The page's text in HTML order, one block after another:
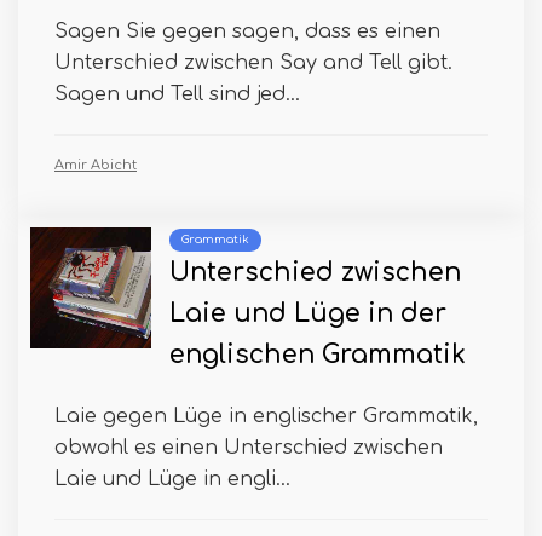
Sagen Sie gegen sagen, dass es einen
Unterschied zwischen Say and Tell gibt.
Sagen und Tell sind jed...
Amir Abicht
Grammatik
Unterschied zwischen
Laie und Lüge in der
englischen Grammatik
Laie gegen Lüge in englischer Grammatik,
obwohl es einen Unterschied zwischen
Laie und Lüge in engli...